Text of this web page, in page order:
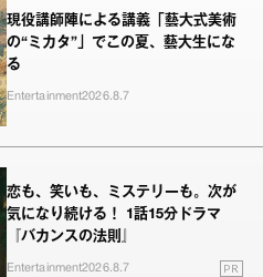
現役講師陣による講義「藝大式美術
の“ミカタ”」でこの夏、藝大生にな
る
Entertainment2026.8.7
恋も、笑いも、ミステリーも。次が
気になり続ける！ 1話15分ドラマ
『バカンスの法則』
Entertainment2026.8.7 PR